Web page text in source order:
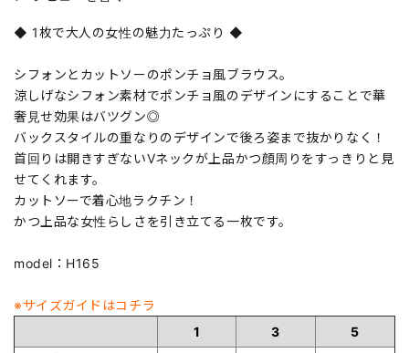
◆ 1枚で大人の女性の魅力たっぷり ◆
シフォンとカットソーのポンチョ風ブラウス。
涼しげなシフォン素材でポンチョ風のデザインにすることで華
奢見せ効果はバツグン◎
バックスタイルの重なりのデザインで後ろ姿まで抜かりなく！
首回りは開きすぎないVネックが上品かつ顔周りをすっきりと見
せてくれます。
カットソーで着心地ラクチン！
かつ上品な女性らしさを引き立てる一枚です。
model：H165
※サイズガイドはコチラ
1
3
5